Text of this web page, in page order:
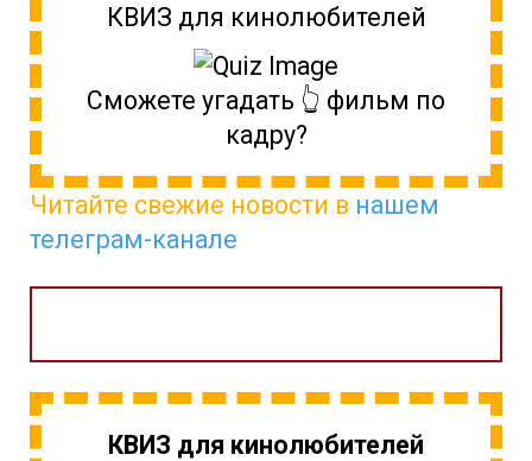
КВИЗ для кинолюбителей
Сможете угадать 👆 фильм по
кадру?
Читайте свежие новости в нашем
телеграм-канале
КВИЗ для кинолюбителей